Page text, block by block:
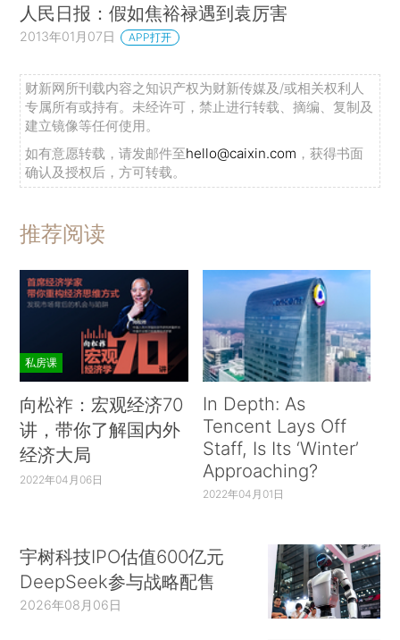
人民日报：假如焦裕禄遇到袁厉害
2013年01月07日 APP打开
财新网所刊载内容之知识产权为财新传媒及/或相关权利人
专属所有或持有。未经许可，禁止进行转载、摘编、复制及
建立镜像等任何使用。
如有意愿转载，请发邮件至hello@caixin.com ，获得书面
确认及授权后，方可转载。
推荐阅读
私房课
向松祚：宏观经济70
讲，带你了解国内外
经济大局
2022年04月06日
In Depth: As
Tencent Lays Off
Staff, Is Its ‘Winter’
Approaching?
2022年04月01日
宇树科技IPO估值600亿元
DeepSeek参与战略配售
2026年08月06日